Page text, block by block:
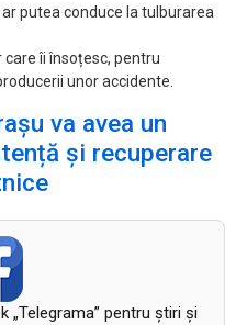
putea conduce la tulburarea
care îi însoțesc, pentru
unor accidente.
va avea un
și recuperare
„Telegrama” pentru ştiri şi